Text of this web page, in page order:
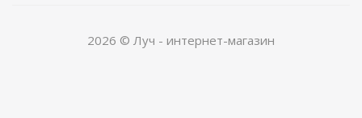
2026 © Луч - интернет-магазин